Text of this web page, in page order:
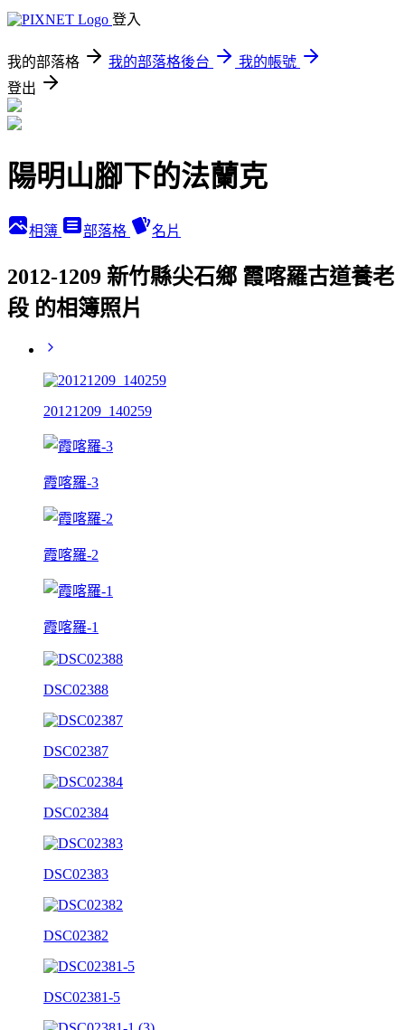
登入
我的部落格 我的部落格後台
我的帳號
登出
陽明山腳下的法蘭克
相簿 部落格 名片
2012-1209 新竹縣尖石鄉 霞喀羅古道養老
段 的相簿照片
20121209_140259
霞喀羅-3
霞喀羅-2
霞喀羅-1
DSC02388
DSC02387
DSC02384
DSC02383
DSC02382
DSC02381-5